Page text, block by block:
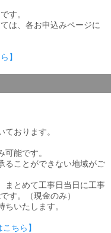
す。
は、各お申込みページに
】
おります。
能です。
ることができない地域がご
まとめて工事日当日に工事
す。（現金のみ）
いたします。
ちら】